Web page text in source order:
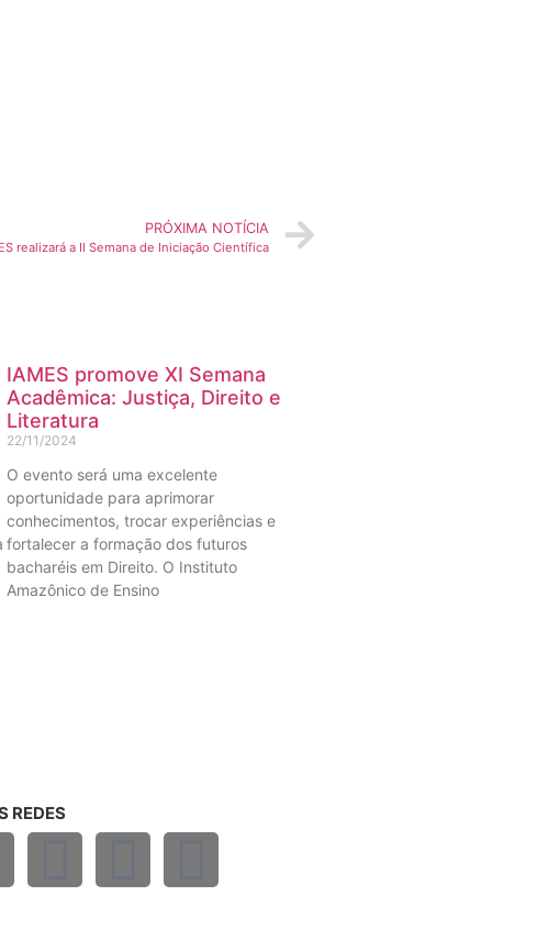
PRÓXIMA NOTÍCIA
realizará a II Semana de Iniciação Científica
IAMES promove XI Semana
Acadêmica: Justiça, Direito e
Literatura
22/11/2024
O evento será uma excelente
oportunidade para aprimorar
conhecimentos, trocar experiências e
fortalecer a formação dos futuros
bacharéis em Direito. O Instituto
Amazônico de Ensino
REDES